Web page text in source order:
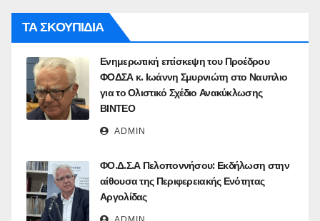
ΤΑ ΣΚΟΥΠΙΔΙΑ
Ενημερωτική επίσκεψη του Προέδρου
ΦΟΔΣΑ κ. Ιωάννη Σμυρνιώτη στο Ναυπλιο
για το Ολιστικό Σχέδιο Ανακύκλωσης
ΒΙΝΤΕΟ
ADMIN
ΦΟ.Δ.Σ.Α Πελοποννήσου: Eκδήλωση στην
αίθουσα της Περιφερειακής Ενότητας
Αργολίδας